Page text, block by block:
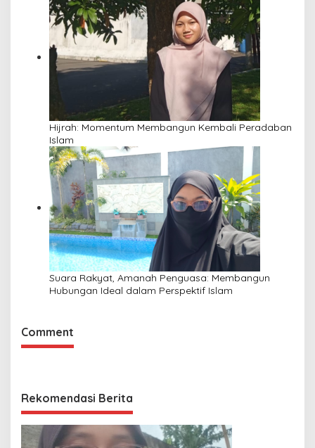
Hijrah: Momentum Membangun Kembali Peradaban
Islam
Suara Rakyat, Amanah Penguasa: Membangun
Hubungan Ideal dalam Perspektif Islam
Comment
Rekomendasi Berita